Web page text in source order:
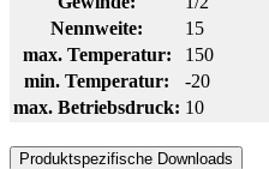
Nennweite:
15
max. Temperatur:
150
min. Temperatur:
-20
max. Betriebsdruck: 10
Produktspezifische Downloads